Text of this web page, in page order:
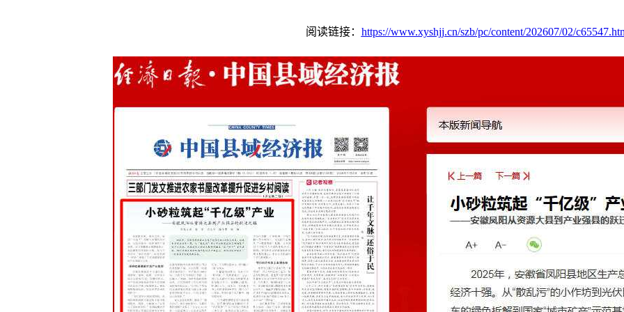
阅读链接： https://www.xyshjj.cn/szb/pc/content/202607/02/